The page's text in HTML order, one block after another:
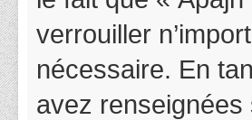
verrouiller
nécessaire. En
avez